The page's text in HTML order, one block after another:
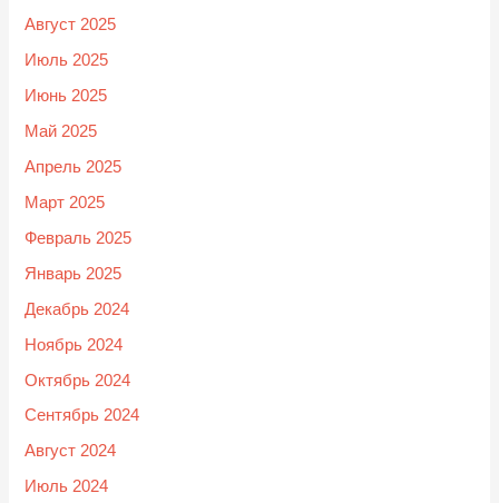
Август 2025
Июль 2025
Июнь 2025
Май 2025
Апрель 2025
Март 2025
Февраль 2025
Январь 2025
Декабрь 2024
Ноябрь 2024
Октябрь 2024
Сентябрь 2024
Август 2024
Июль 2024